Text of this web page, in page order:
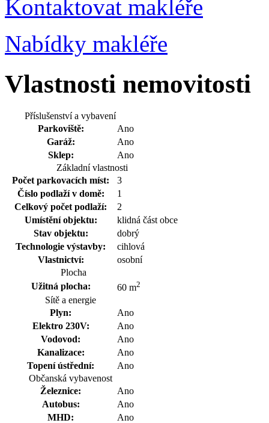
Kontaktovat makléře
Nabídky makléře
Vlastnosti nemovitosti
Příslušenství a vybavení
Parkoviště:
Ano
Garáž:
Ano
Sklep:
Ano
Základní vlastnosti
Počet parkovacích míst:
3
Číslo podlaží v domě:
1
Celkový počet podlaží:
2
Umístění objektu:
klidná část obce
Stav objektu:
dobrý
Technologie výstavby:
cihlová
Vlastnictví:
osobní
Plocha
Užitná plocha:
60 m2
Sítě a energie
Plyn:
Ano
Elektro 230V:
Ano
Vodovod:
Ano
Kanalizace:
Ano
Topení ústřední:
Ano
Občanská vybavenost
Železnice:
Ano
Autobus:
Ano
MHD:
Ano